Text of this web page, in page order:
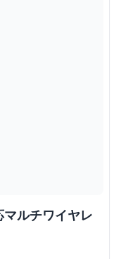
ルチワイヤレ